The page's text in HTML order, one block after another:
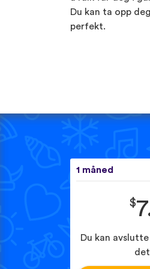
Du kan ta opp
perfekt.
1 måned
$
Du kan